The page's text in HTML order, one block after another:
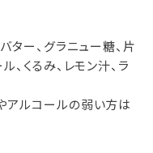
ター、グラニュー糖、片
、くるみ、レモン汁、ラ
アルコールの弱い方は